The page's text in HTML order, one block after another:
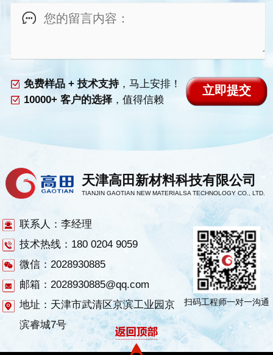
免费样品 + 技术支持，马上安排！
10000+ 客户的选择，值得信赖
天津高田新材料科技有限公司
TIANJIN GAOTIAN NEW MATERIALSA TECHNOLOGY CO., LTD.
联系人：李经理
技术热线：180 0204 9059
微信：2028930885
邮箱：2028930885@qq.com
地址：天津市武清区京滨工业园京
滨睿城7号
扫码工程师一对一沟通